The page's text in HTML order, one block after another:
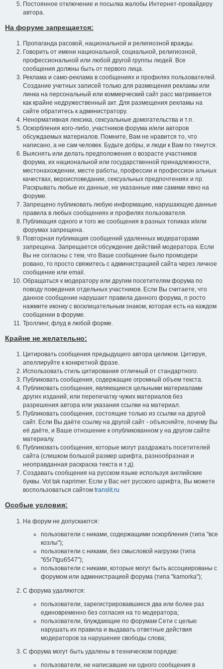
Постоянное отключение и посылка жалобы Интернет-провайдеру
автора.
На форуме запрещается:
Пропаганда расовой, национальной и религиозной вражды.
Говорить от имени национальной, социальной, религиозной,
профессиональной или любой другой группы людей. Все
сообщения должны быть от первого лица.
Реклама и само-реклама в сообщениях и профилях пользователей.
Создание учетных записей только для размещения рекламы или
линка на персональный или коммерческий сайт расс матривается
как крайне недружественный акт. Для размещения рекламы на
сайте обратитесь к администратору.
Ненормативная лексика, сексуальные домогательства и т.п.
Оскорбления кого-либо, участников форума и/или авторов
обсуждаемых материалов. Помните, Вам не нравится то, что
написано, а не сам человек. Будьте добры, и люди к Вам по тянутся.
Выяснять или делать предположения о возрасте участников
форума, их национальной или государственной принадлежности,
местонахождении, месте работы, профессии и профессион альных
качествах, вероисповедании, сексуальных предпочтениях и пр.
Раскрывать любые их данные, не указанные ими самими явно на
форуме.
Запрещено публиковать любую информацию, нарушающую данные
правила в любых сообщениях и профилях пользователя.
Публикация одного и того же сообщения в разных топиках и/или
форумах запрещена.
Повторная публикация сообщений удаленных модераторами
запрещена. Запрещается обсуждение действий модератора. Если
Вы не согласны с тем, что Ваше сообщение было промодери
ровано, то просто свяжитесь с администрацией сайта через личное
сообщение или email.
Обращаться к модератору или другим посетителям форума по
поводу поведения отдельных участников. Если Вы считаете, что
данное сообщение нарушает правила данного форума, п росто
нажмите иконку с восклицательным знаком, которая есть на каждом
сообщении в форуме.
Троллинг, флуд в любой форме.
Крайне не желательно:
Цитировать сообщения предыдущего автора целиком. Цитируя,
апеллируйте к конкретной фразе.
Использовать стиль цитирования отличный от стандартного.
Публиковать сообщения, содержащие огромный объем текста.
Публиковать сообщения, являющиеся цельными материалами
других изданий, или перепечатку чужих материалов без
разрешения автора или указания ссылки на материал.
Публиковать сообщения, состоящие только из ссылки на другой
сайт. Если Вы даёте ссылку на другой сайт - объясняйте, почему Вы
её даёте, и Ваше отношение к опубликованном у на другом сайте
материалу.
Публиковать сообщения, которые могут раздражать посетителей
сайта (слишком большой размер шрифта, разнообразная и
неоправданная раскраска текста и т.д).
Создавать сообщения на русском языке используя английские
буквы. Vot tak naprimer. Если у Вас нет русского шрифта, Вы можете
воспользоваться сайтом translit.ru
Особые условия:
На форум не допускаются:
пользователи с никами, содержащими оскорбления (типа "все
козлы");
пользователи с никами, без смысловой нагрузки (типа
"65r7tgu6547");
пользователи с никами, которые могут быть ассоциированы с
форумом или администрацией форума (типа "kamorka");
С форума удаляются:
пользователи, зарегистрировавшиеся два или более раз
единовременно без согласия на то модератора;
пользователи, блуждающие по форумам Сети с целью
нарушать их правила и выдавать ответные действия
модераторов за нарушение свободы слова;
С форума могут быть удалены в техническом порядке:
пользователи, не написавшие ни одного сообщения в